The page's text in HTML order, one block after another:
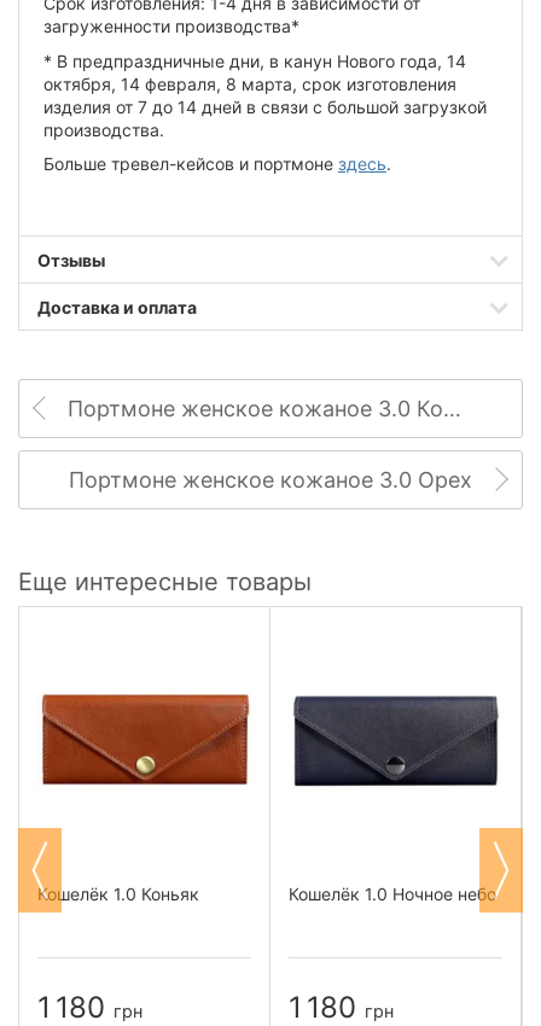
загруженности производства*
* В предпраздничные дни, в канун Нового года, 14
октября, 14 февраля, 8 марта, срок изготовления
изделия от 7 до 14 дней в связи с большой загрузкой
производства.
Больше тревел-кейсов и портмоне здесь.
Отзывы
Доставка и оплата
Портмоне женское кожаное 3.0 Коралл
Портмоне женское кожаное 3.0 Орех
Еще интересные товары
Кошелёк 1.0 Коньяк
1 180 грн
Кошелёк 1.0 Ночное небо
1 180 грн